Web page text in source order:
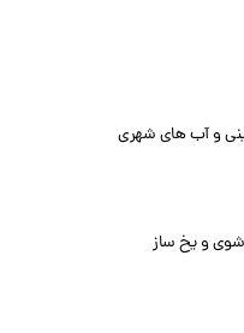
و آب های شهری
و یخ ساز